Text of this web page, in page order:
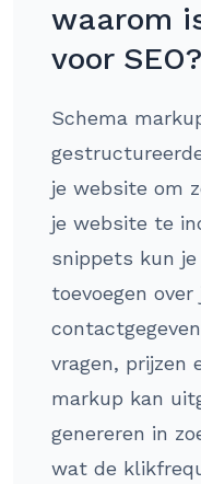
waarom
voor SEO?
Schema
je website om
je website te
snippets kun
toevoegen
vragen, prijzen
markup kan
genereren in
wat de